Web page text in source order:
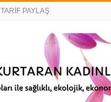
TARİF PAYLAŞ